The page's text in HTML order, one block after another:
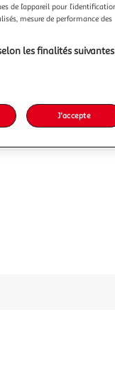
Vendu parParis Prix
70,99€
de l’appareil pour
mesure de performance des
les finalités
J'accepte